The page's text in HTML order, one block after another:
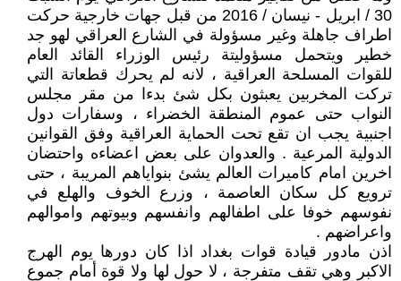
30 / ابريل - نيسان / 2016 من قبل جهات خارجية حركت
اطراف جاهلة وغير مسؤولة في الشارع العراقي لهو جد
خطير ويتحمل مسؤوليتة رئيس الوزراء القائد العام
للقوات المسلحة العراقية ، لانه لم يحرك قطعاتة التي
تركت المخربين يعبثون بكل شئ بدءا من مقر مجلس
النواب حتى عموم المنطقة الخضراء ، وسفارات دول
اجنبية يجب ان تقع تحت الحماية العراقية وفق القوانين
الدولية المرعية . والعدوان على بعض اعضاءه واحتضان
اخرين امام كاميرات العالم يشئ بنواياهم المريبة ، حتى
ترويع كل سكان العاصمة ، وزرع الخوف والهلع في
نفوسهم خوفا على اطفالهم وانفسهم وبيوتهم واموالهم
واعراضهم .
اذن مادور قيادة قوات بغداد اذا كان دورها يوم الهرج
الاكبر وهي تقف متفرجة ، لا حول لها ولا قوة أمام جموع